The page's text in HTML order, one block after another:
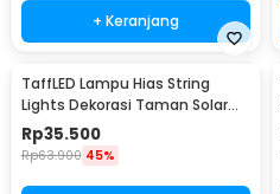
+ Keranjang
TaffLED Lampu Hias String
Lights Dekorasi Taman Solar
12M 100LED - S-04
Rp35.500
Rp63.900 45%